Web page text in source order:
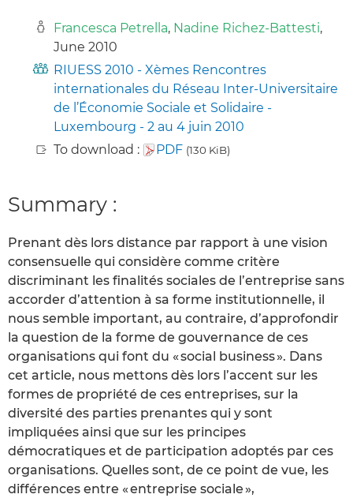
Francesca Petrella, Nadine Richez-Battesti,
June 2010
RIUESS 2010 - Xèmes Rencontres
internationales du Réseau Inter-Universitaire
de l’Économie Sociale et Solidaire -
Luxembourg - 2 au 4 juin 2010
To download :
PDF (130 KiB)
Summary :
Prenant dès lors distance par rapport à une vision
consensuelle qui considère comme critère
discriminant les finalités sociales de l’entreprise sans
accorder d’attention à sa forme institutionnelle, il
nous semble important, au contraire, d’approfondir
la question de la forme de gouvernance de ces
organisations qui font du « social business ». Dans
cet article, nous mettons dès lors l’accent sur les
formes de propriété de ces entreprises, sur la
diversité des parties prenantes qui y sont
impliquées ainsi que sur les principes
démocratiques et de participation adoptés par ces
organisations. Quelles sont, de ce point de vue, les
différences entre « entreprise sociale »,